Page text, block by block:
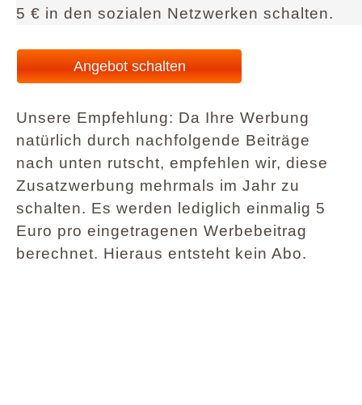
5 € in den sozialen Netzwerken schalten.
Unsere Empfehlung: Da Ihre Werbung
natürlich durch nachfolgende Beiträge
nach unten rutscht, empfehlen wir, diese
Zusatzwerbung mehrmals im Jahr zu
schalten. Es werden lediglich einmalig 5
Euro pro eingetragenen Werbebeitrag
berechnet. Hieraus entsteht kein Abo.